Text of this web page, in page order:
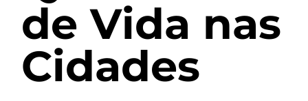
de Vida nas
Cidades